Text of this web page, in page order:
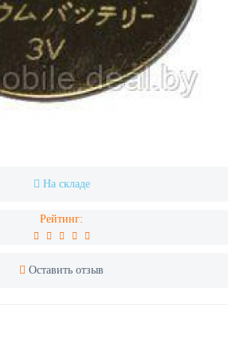
На складе
Рейтинг:
Оставить отзыв